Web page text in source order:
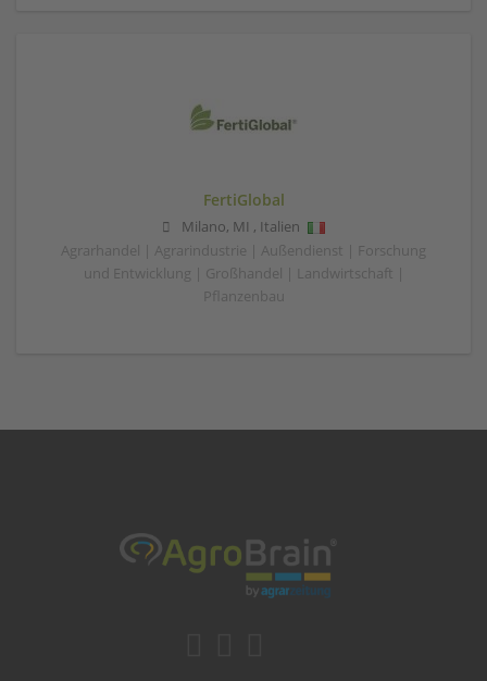
FertiGlobal
Milano, MI , Italien
Agrarhandel | Agrarindustrie | Außendienst | Forschung
und Entwicklung | Großhandel | Landwirtschaft |
Pflanzenbau